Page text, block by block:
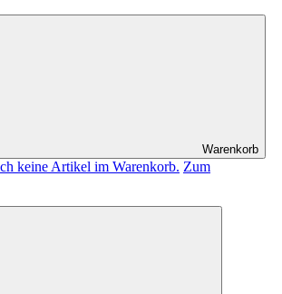
Warenkorb
keine Artikel im Warenkorb. Zum